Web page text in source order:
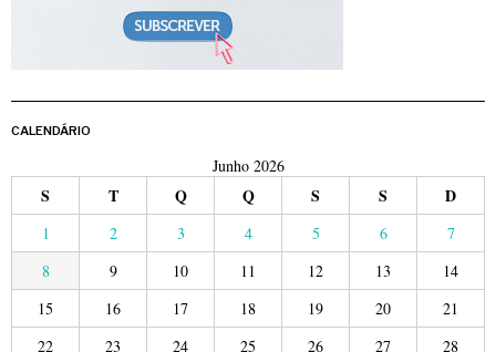
CALENDÁRIO
Junho 2026
S T Q Q S S D
1 2 3 4 5 6
7
8
9 10 11 12 13
14
15
16 17 18 19 20
21
22
23 24 25 26 27 28